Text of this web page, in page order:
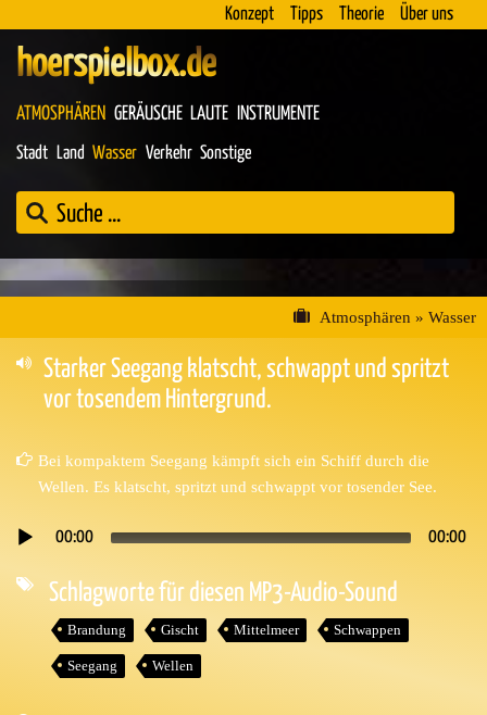
Konzept Tipps Theorie Über uns
hoerspielbox.de
ATMOSPHÄREN GERÄUSCHE LAUTE INSTRUMENTE
Stadt Land Wasser Verkehr Sonstige
Atmosphären » Wasser
Starker Seegang klatscht, schwappt und spritzt
vor tosendem Hintergrund.
Bei kompaktem Seegang kämpft sich ein Schiff durch die
Wellen. Es klatscht, spritzt und schwappt vor tosender See.
Audio-
00:00 00:00
Schlagworte für diesen MP3-Audio-Sound
Brandung Gischt Mittelmeer Schwappen
Seegang Wellen